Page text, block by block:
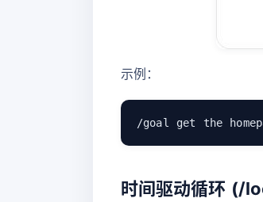
示例：
时间驱动循环 (/